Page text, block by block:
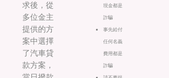
求後，從
多位金主
提供的方
案中選擇
了汽車貸
款方案，
現金都是
詐騙
事先給付
任何名義
費用都是
詐騙